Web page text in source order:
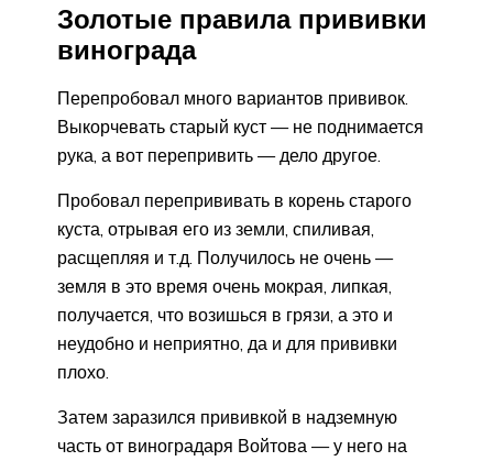
Золотые правила прививки
винограда
Перепробовал много вариантов прививок.
Выкорчевать старый куст — не поднимается
рука, а вот перепривить — дело другое.
Пробовал перепрививать в корень старого
куста, отрывая его из земли, спиливая,
расщепляя и т.д. Получилось не очень —
земля в это время очень мокрая, липкая,
получается, что возишься в грязи, а это и
неудобно и неприятно, да и для прививки
плохо.
Затем заразился прививкой в надземную
часть от виноградаря Войтова — у него на